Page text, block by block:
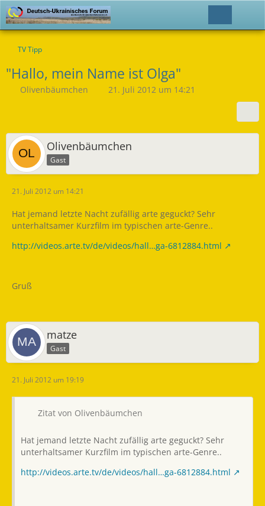
TV Tipp
"Hallo, mein Name ist Olga"
Olivenbäumchen 21. Juli 2012 um 14:21
Olivenbäumchen
Gast
21. Juli 2012 um 14:21
Hat jemand letzte Nacht zufällig arte geguckt? Sehr
unterhaltsamer Kurzfilm im typischen arte-Genre..
http://videos.arte.tv/de/videos/hall…ga-6812884.html
Gruß
matze
Gast
21. Juli 2012 um 19:19
Zitat von Olivenbäumchen
Hat jemand letzte Nacht zufällig arte geguckt? Sehr
unterhaltsamer Kurzfilm im typischen arte-Genre..
http://videos.arte.tv/de/videos/hall…ga-6812884.html